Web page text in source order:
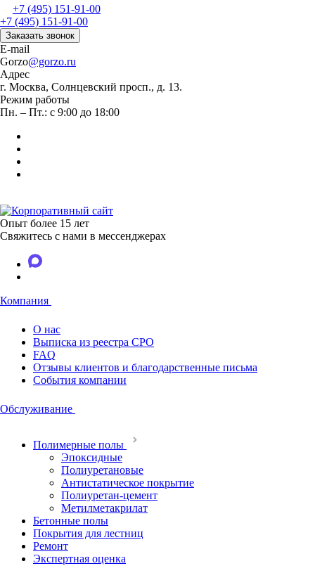
+7 (495) 151-91-00
+7 (495) 151-91-00
Заказать звонок
E-mail
Gorzo@gorzo.ru
Адрес
г. Москва, Солнцевский просп., д. 13.
Режим работы
Пн. – Пт.: с 9:00 до 18:00
Опыт более 15 лет
Свяжитесь с нами в мессенджерах
Компания
О нас
Выписка из реестра СРО
FAQ
Отзывы клиентов и благодарственные письма
События компании
Обслуживание
Полимерные полы
Эпоксидные
Полиуретановые
Антистатическое покрытие
Полиуретан-цемент
Метилметакри­лат
Бетонные полы
Покрытия для лестниц
Ремонт
Экспертная оценка